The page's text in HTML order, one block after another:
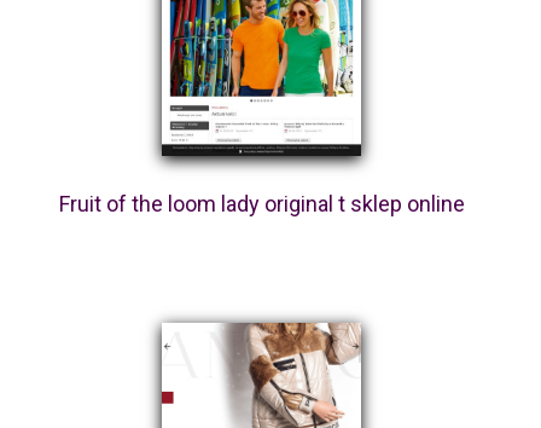
Fruit of the loom lady original t sklep online